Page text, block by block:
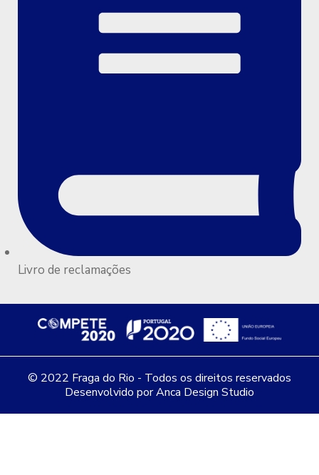
Livro de reclamações
© 2022 Fraga do Rio - Todos os direitos reservados
Desenvolvido por Anca Design Studio